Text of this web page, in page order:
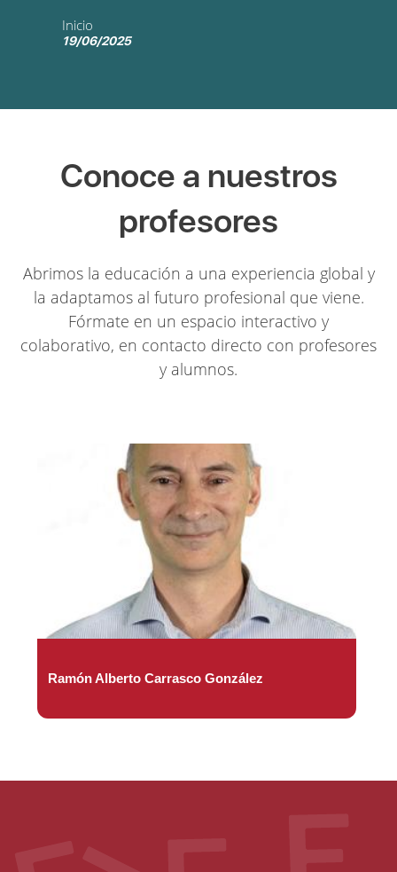
Inicio
19/06/2025
Conoce a nuestros
profesores
Abrimos la educación a una experiencia global y
la adaptamos al futuro profesional que viene.
Fórmate en un espacio interactivo y
colaborativo, en contacto directo con profesores
y alumnos.
Ramón Alberto Carrasco González